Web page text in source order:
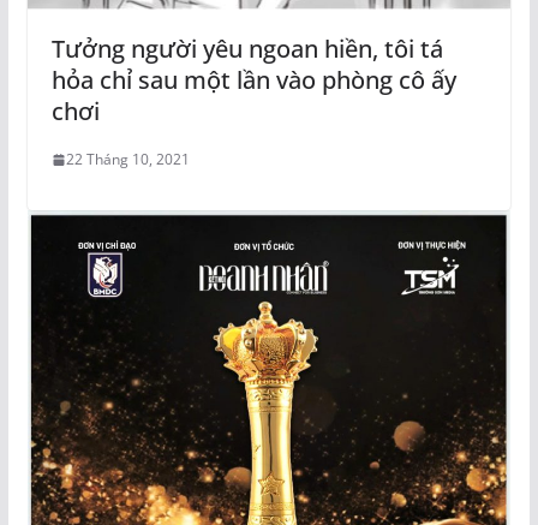
Tưởng người yêu ngoan hiền, tôi tá
hỏa chỉ sau một lần vào phòng cô ấy
chơi
22 Tháng 10, 2021